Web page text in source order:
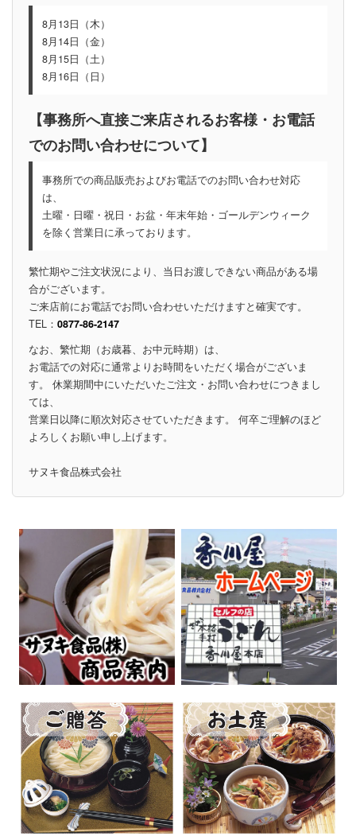
8月13日（木）
8月14日（金）
8月15日（土）
8月16日（日）
【事務所へ直接ご来店されるお客様・お電話
でのお問い合わせについて】
事務所での商品販売およびお電話でのお問い合わせ対応
は、
土曜・日曜・祝日・お盆・年末年始・ゴールデンウィーク
を除く営業日に承っております。
繁忙期やご注文状況により、当日お渡しできない商品がある場
合がございます。
ご来店前にお電話でお問い合わせいただけますと確実です。
TEL： 0877-86-2147
なお、繁忙期（お歳暮、お中元時期）は、
お電話での対応に通常よりお時間をいただく場合がございま
す。 休業期間中にいただいたご注文・お問い合わせにつきまし
ては、
営業日以降に順次対応させていただきます。 何卒ご理解のほど
よろしくお願い申し上げます。
サヌキ食品株式会社